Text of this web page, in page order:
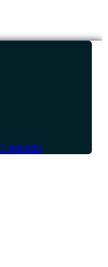
Linkedin